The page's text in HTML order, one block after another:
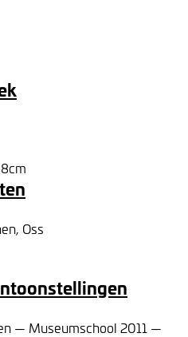
Oss
— Museumschool 2011 —